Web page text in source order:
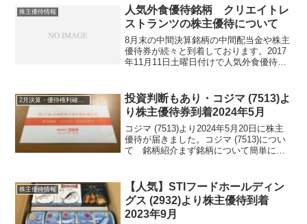
ードとなります。100株な...
株主優待情報
人気外食優待銘柄 クリエイトレ
ストランツの株主優待について
8月末の中間決算銘柄の中間配当金や株主
優待券が続々と到着しております。2017
年11月11日土曜日付けで人気外食優待銘
と株主優待券が届いておりました。中間
配当金は...
2月決算・優待権利確定銘柄
投資判断もあり・コジマ (7513)よ
り株主優待券到着2024年5月
コジマ (7513)より2024年5月20日に株主
優待が届きました。コジマ (7513)につい
て 銘柄紹介まず銘柄について簡単にご
クカメラ傘下入りました。...
株主優待情報
【人気】STIフードホールディン
グス (2932)より株主優待到着
2023年9月